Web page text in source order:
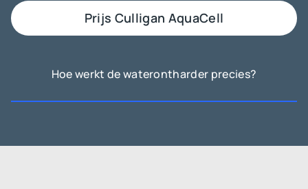
Prijs Culligan AquaCell
Hoe werkt de waterontharder precies?